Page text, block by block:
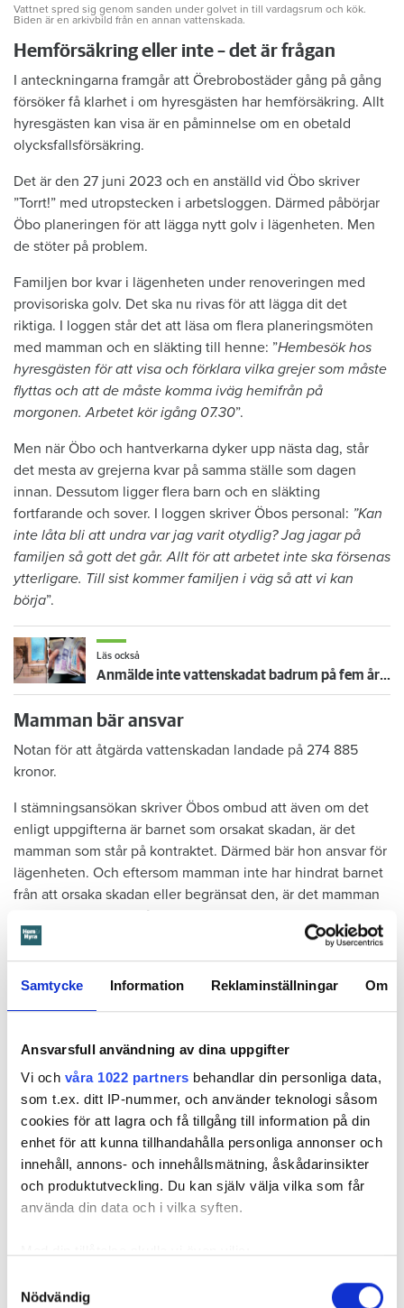
Samtycke Information Reklaminställningar Om
Ansvarsfull användning av dina uppgifter
Vi och våra 1022 partners behandlar din personliga data,
som t.ex. ditt IP-nummer, och använder teknologi såsom
cookies för att lagra och få tillgång till information på din
enhet för att kunna tillhandahålla personliga annonser och
innehåll, annons- och innehållsmätning, åskådarinsikter
och produktutveckling. Du kan själv välja vilka som får
använda din data och i vilka syften.
som kan ha en noggrannhet på upp till flera meter
Nödvändig
Vattnet spred sig genom sanden under golvet in till vardagsrum och kök.
Biden är en arkivbild från en annan vattenskada.
Hemförsäkring eller inte – det är frågan
I anteckningarna framgår att Örebrobostäder gång på gång
försöker få klarhet i om hyresgästen har hemförsäkring. Allt
hyresgästen kan visa är en påminnelse om en obetald
olycksfallsförsäkring.
Det är den 27 juni 2023 och en anställd vid Öbo skriver
”Torrt!” med utropstecken i arbetsloggen. Därmed påbörjar
Öbo planeringen för att lägga nytt golv i lägenheten. Men
de stöter på problem.
Familjen bor kvar i lägenheten under renoveringen med
provisoriska golv. Det ska nu rivas för att lägga dit det
riktiga. I loggen står det att läsa om flera planeringsmöten
med mamman och en släkting till henne: ”Hembesök hos
hyresgästen för att visa och förklara vilka grejer som måste
flyttas och att de måste komma iväg hemifrån på
morgonen. Arbetet kör igång 07.30”.
Men när Öbo och hantverkarna dyker upp nästa dag, står
det mesta av grejerna kvar på samma ställe som dagen
innan. Dessutom ligger flera barn och en släkting
fortfarande och sover. I loggen skriver Öbos personal: ”Kan
inte låta bli att undra var jag varit otydlig? Jag jagar på
familjen så gott det går. Allt för att arbetet inte ska försenas
ytterligare. Till sist kommer familjen i väg så att vi kan
börja”.
Läs också
Anmälde inte vattenskadat badrum på fem år – krävs på 125 000 kronor
Mamman bär ansvar
Notan för att åtgärda vattenskadan landade på 274 885
kronor.
I stämningsansökan skriver Öbos ombud att även om det
enligt uppgifterna är barnet som orsakat skadan, är det
mamman som står på kontraktet. Därmed bär hon ansvar för
lägenheten. Och eftersom mamman inte har hindrat barnet
från att orsaka skadan eller begränsat den, är det mamman
som ska anses vara vållande och betalningsskyldig.
I våras kallar tingsrätten till förhandling. Men mamman
svarat eller kommer till förhandlingen. En sådan dom
innebär nästan alltid att den som står bakom stämningen, i
det här fallet Öbo, får rätt.
Läs också
Enligt tredskodomen ska mamman betala närmare 300 000
för inkasso samt Örebrobostäders rättegångskostnader.
Det är fortfarande oklart om mamman har en hemförsäkring.